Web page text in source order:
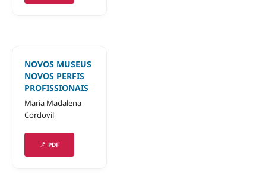
NOVOS MUSEUS
NOVOS PERFIS
PROFISSIONAIS
Maria Madalena
Cordovil
PDF